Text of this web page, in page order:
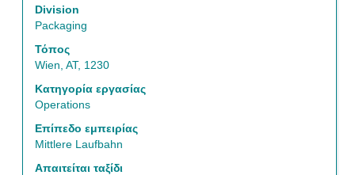
Division
Packaging
Τόπος
Wien, AT, 1230
Κατηγορία εργασίας
Operations
Επίπεδο εμπειρίας
Mittlere Laufbahn
Απαιτείται ταξίδι
διαστήματος
να
τα
πλήρη
περιεχόμενα
των
εργασίας.